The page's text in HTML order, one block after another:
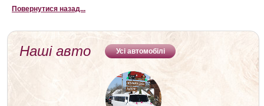
Повернутися назад...
Наші авто Усі автомобілі